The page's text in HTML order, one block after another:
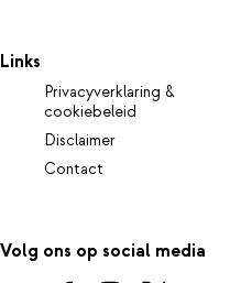
Links
Privacyverklaring &
cookiebeleid
Disclaimer
Contact
Volg ons op social media